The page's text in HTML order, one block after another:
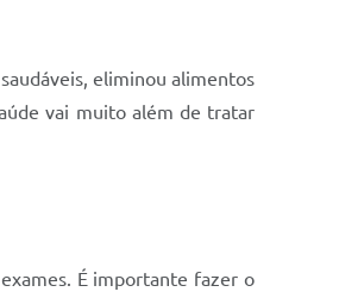
eliminou alimentos
vai muito além de tratar
É importante fazer o